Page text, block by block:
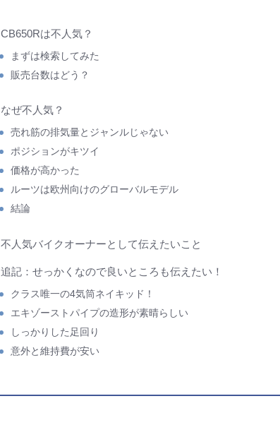
CB650Rは不人気？
まずは検索してみた
販売台数はどう？
なぜ不人気？
売れ筋の排気量とジャンルじゃない
ポジションがキツイ
価格が高かった
ルーツは欧州向けのグローバルモデル
結論
不人気バイクオーナーとして伝えたいこと
追記：せっかくなので良いところも伝えたい！
クラス唯一の4気筒ネイキッド！
エキゾーストパイプの造形が素晴らしい
しっかりした足回り
意外と維持費が安い